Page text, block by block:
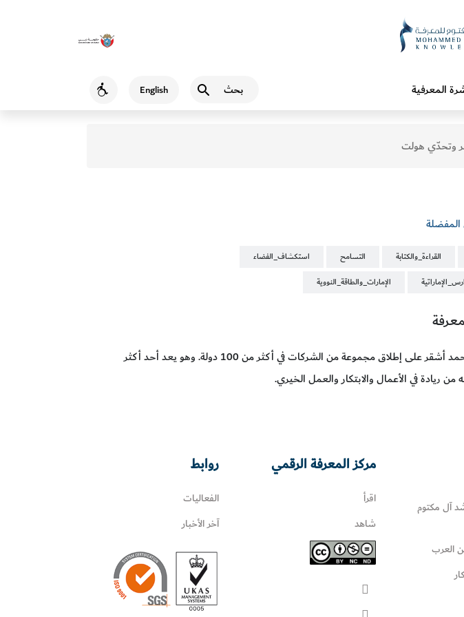
English
Accessibility المعرفية
وتحدّي هولت
المفضلة
القراءة_والكتابة التسامح
استكشاف_الفضاء
الإمارات_والطاقة_النووية
منذ تأسيس جائزة هولت في عام 2010، ساعد أحمد أشقر على إطلاق مجموعة من الشركات في أكثر من 100 دولة. وهو يعد أحد أكثر
ريادة في الأعمال والابتكار والعمل الخيري.
آل مكتوم
العرب
مركز المعرفة الرقمي
اقرأ
شاهد
روابط
الفعاليات
آخر الأخبار